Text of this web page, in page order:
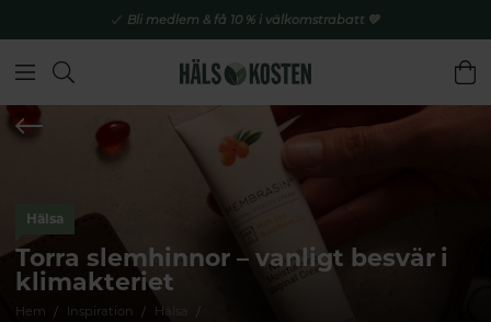
Bli medlem & få 10 % i välkomstrabatt 💚
Hälsa
Torra slemhinnor – vanligt besvär i
klimakteriet
Hem Inspiration
Hälsa